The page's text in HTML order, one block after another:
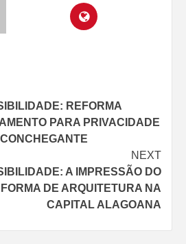
REFORMA
PARA PRIVACIDADE
NEXT
A IMPRESSÃO DO
DE ARQUITETURA NA
CAPITAL ALAGOANA